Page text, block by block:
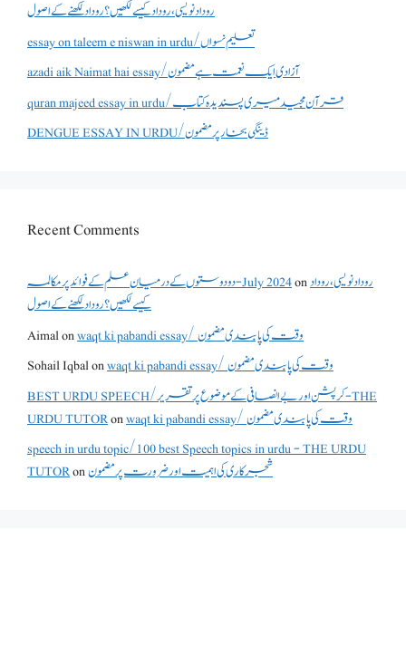
روداد نویسی ،روداد کیسے لکھیں؟ روداد لکھنے کے اصول
essay on taleem e niswan in urdu/تعلیم نسواں
azadi aik Naimat hai essay/آزادی ایک نعمت ہے مضمون
quran majeed essay in urdu/قرآن مجید میری پسندیدہ کتاب
DENGUE ESSAY IN URDU/ڈینگی بخار پر مضمون
Recent Comments
دو دوستوں کے درمیان علم کے فوائد پر مکالمہ - July 2024onروداد نویسی ،روداد
کیسے لکھیں؟ روداد لکھنے کے اصول
Aimalon
waqt ki pabandi essay/ وقت کی پابندی مضمون
Sohail Iqbalon
waqt ki pabandi essay/ وقت کی پابندی مضمون
BEST URDU SPEECH/کرپشن اور بے انصافی کے موضوع پر تقریر - THE
URDU TUTORon
waqt ki pabandi essay/ وقت کی پابندی مضمون
speech in urdu topic/100 best Speech topics in urdu - THE URDU
TUTORonشجرکاری کی اہمیت اور ضرورت پر مضمون